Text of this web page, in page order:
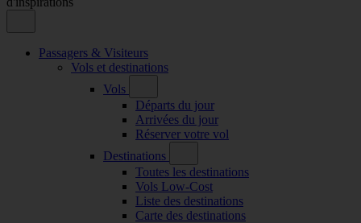
Passagers & Visiteurs
Vols et destinations
Vols
Départs du jour
Arrivées du jour
Réserver votre vol
Destinations
Toutes les destinations
Vols Low-Cost
Liste des destinations
Carte des destinations